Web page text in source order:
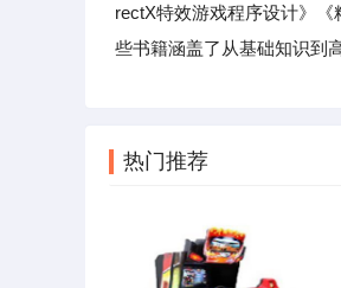
rectX特效游戏程序设计》
些书籍涵盖了从基础知识到
热门推荐